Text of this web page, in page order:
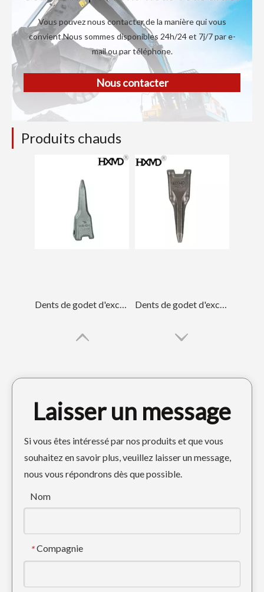
Vous pouvez nous contacter de la manière qui vous
convient.Nous sommes disponibles 24h/24 et 7j/7 par e-
mail ou par téléphone.
Nous contacter
Produits chauds
Dents de godet d'excavatrice Tiger de haute qualité pour creuser 2713-1219TL Dents de godet d'excavatrice Tiger Construction 2713-1217TL
Dents de godet forgées à roche mécanique V210RC
Laisser un message
Si vous êtes intéressé par nos produits et que vous
souhaitez en savoir plus, veuillez laisser un message,
nous vous répondrons dès que possible.
Nom
* Compagnie